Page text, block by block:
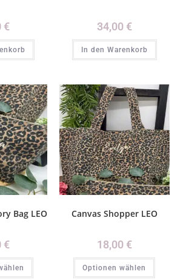
€ 34,00 €
In den Warenkorb
Bag LEO
€
Canvas Shopper LEO
18,00 €
Optionen wählen